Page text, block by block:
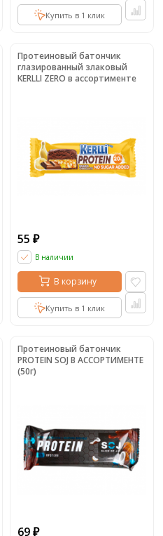
Купить в 1 клик
Протеиновый батончик
глазированный злаковый
KERLLI ZERO в ассортименте
55 ₽
В наличии
В корзину
Купить в 1 клик
Протеиновый батончик
PROTEIN SOJ В АССОРТИМЕНТЕ
(50г)
69 ₽